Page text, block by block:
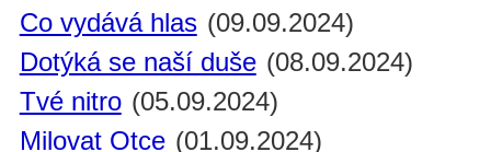
Co vydává hlas (09.09.2024)
Dotýká se naší duše (08.09.2024)
Tvé nitro (05.09.2024)
Milovat Otce (01.09.2024)